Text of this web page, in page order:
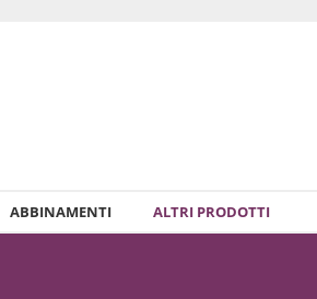
ABBINAMENTI ALTRI PRODOTTI